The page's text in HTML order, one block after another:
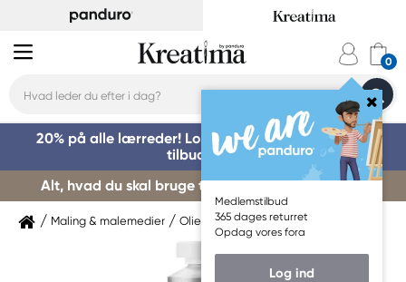
Medlemstilbud
365 dages returret
Opdag vores fora
Log ind
20% på alle lærreder! Log på for at benytte dig af
tilbuddet »
Alt, hvad du skal bruge til kursusstart – køb her »
Maling & malemedier Oliemaling Winsor & Newton